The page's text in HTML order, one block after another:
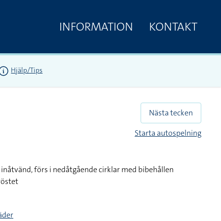
INFORMATION KONTAKT
Hjälp/Tips
Nästa tecken
Starta autospelning
förs i nedåtgående cirklar med bibehållen